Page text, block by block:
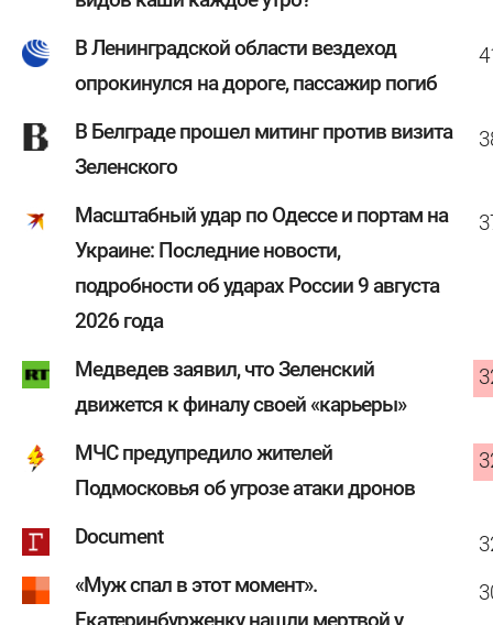
В Ленинградской области вездеход
опрокинулся на дороге, пассажир погиб
В Белграде прошел митинг против визита
Зеленского
Масштабный удар по Одессе и портам на
Украине: Последние новости,
подробности об ударах России 9 августа
2026 года
Медведев заявил, что Зеленский
движется к финалу своей «карьеры»
МЧС предупредило жителей
Подмосковья об угрозе атаки дронов
Document
«Муж спал в этот момент».